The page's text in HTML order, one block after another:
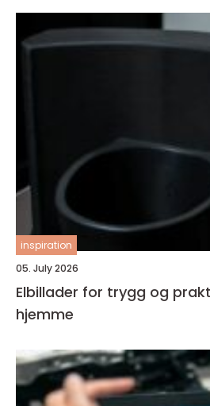
inspiration
05. July 2026
Elbillader for trygg og
hjemme